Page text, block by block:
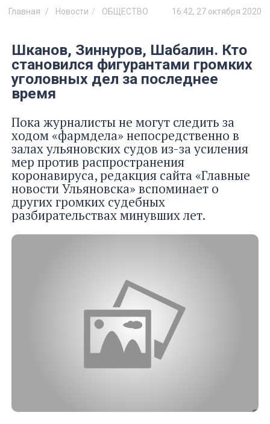
Главная Новости ОБЩЕСТВО 16:42, 27 октября 2020
Шканов, Зиннуров, Шабалин. Кто
становился фигурантами громких
уголовных дел за последнее
время
Пока журналисты не могут следить за
ходом «фармдела» непосредственно в
залах ульяновских судов из-за усиления
мер против распространения
коронавируса, редакция сайта «Главные
новости Ульяновска» вспоминает о
других громких судебных
разбирательствах минувших лет.